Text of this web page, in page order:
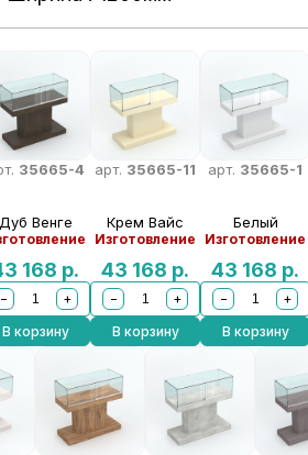
35665-4
Дуб Венге
168 р.
−
+
В корзину
арт. 35665-11
Крем Вайс
Изготовление
43 168 р.
−
+
В корзину
арт. 35665-1
Белый
Изготовление
43 168 р.
−
+
В корзину